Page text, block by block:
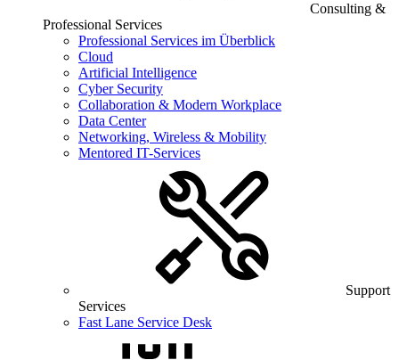
Consulting &
Professional Services
Professional Services im Überblick
Cloud
Artificial Intelligence
Cyber Security
Collaboration & Modern Workplace
Data Center
Networking, Wireless & Mobility
Mentored IT-Services
Support
Services
Fast Lane Service Desk